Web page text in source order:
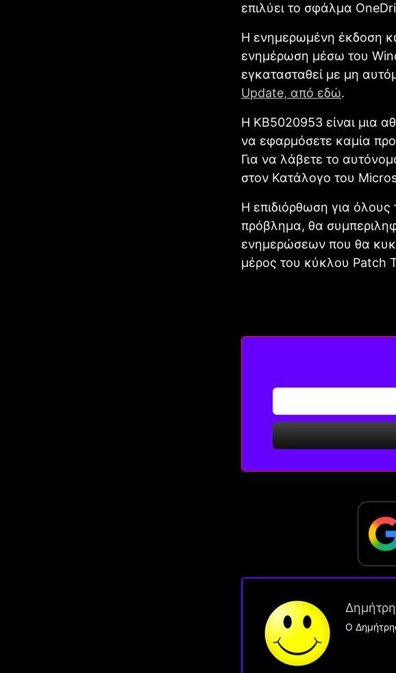
επιλύει το σφάλμα
H ενημερωμένη έκδοση
ενημέρωση μέσω του
εγκατασταθεί με μη
Update, από εδώ.
Η KB5020953 είναι μια
να εφαρμόσετε καμία
Για να λάβετε το
στον Κατάλογο του
Η επιδιόρθωση για
πρόβλημα, θα
ενημερώσεων που θα
μέρος του κύκλου Patch
O